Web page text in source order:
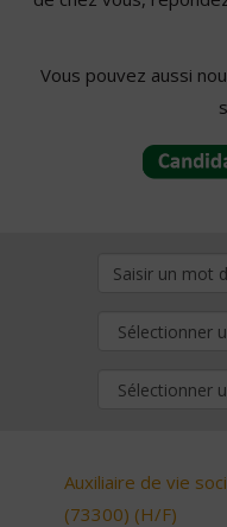
Vous pouvez aussi
Auxiliaire de vie
(73300) (H/F)